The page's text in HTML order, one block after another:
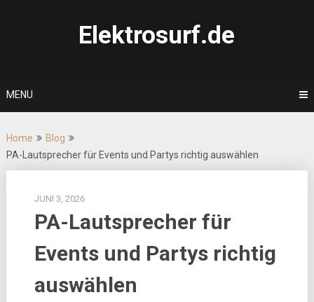
Elektrosurf.de
MENU
Home
Blog
PA-Lautsprecher für Events und Partys richtig auswählen
JUNI 3, 2026
PA-Lautsprecher für
Events und Partys richtig
auswählen